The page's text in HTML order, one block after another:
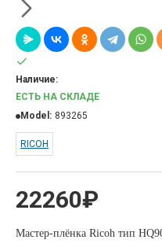
22260₽
Наличие:
ЕСТЬ НА СКЛАДЕ
Model: 893265
RICOH
Мастер-плёнка Ricoh тип